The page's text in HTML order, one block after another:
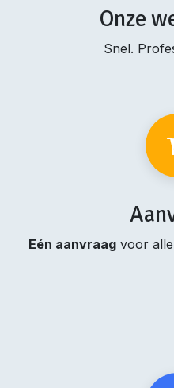
Onze
Snel.
Eén aanvraag voor